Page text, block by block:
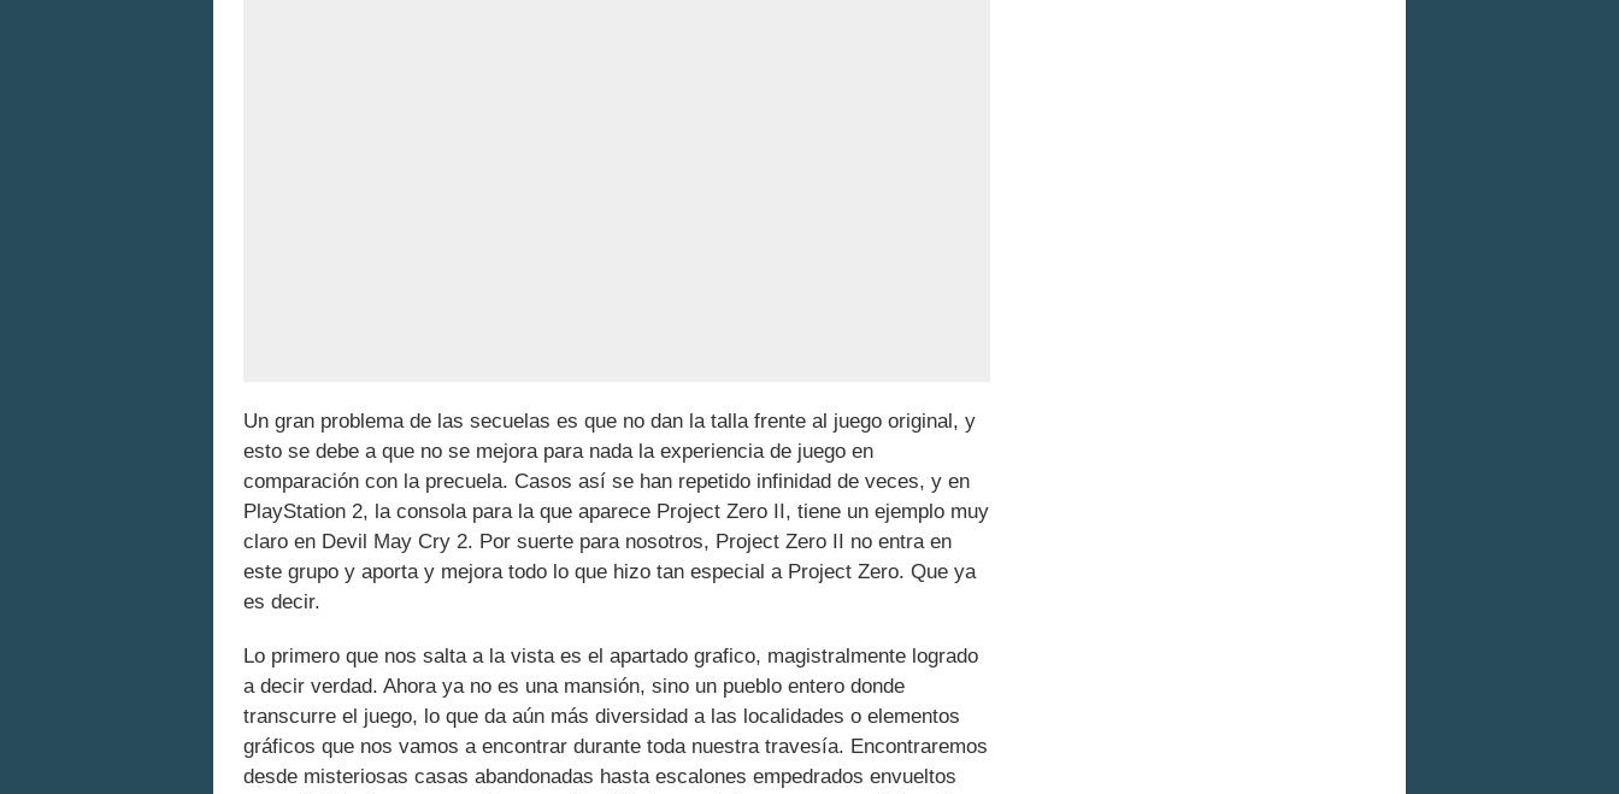
Un gran problema de las secuelas es que no dan la talla frente al juego original, y
esto se debe a que no se mejora para nada la experiencia de juego en
comparación con la precuela. Casos así se han repetido infinidad de veces, y en
PlayStation 2, la consola para la que aparece Project Zero II, tiene un ejemplo muy
claro en Devil May Cry 2. Por suerte para nosotros, Project Zero II no entra en
este grupo y aporta y mejora todo lo que hizo tan especial a Project Zero. Que ya
es decir.
Lo primero que nos salta a la vista es el apartado grafico, magistralmente logrado
a decir verdad. Ahora ya no es una mansión, sino un pueblo entero donde
transcurre el juego, lo que da aún más diversidad a las localidades o elementos
gráficos que nos vamos a encontrar durante toda nuestra travesía. Encontraremos
desde misteriosas casas abandonadas hasta escalones empedrados envueltos